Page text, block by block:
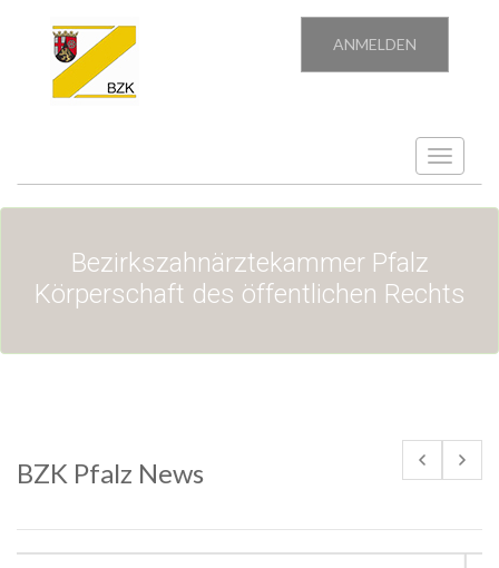
ANMELDEN
Toggle
navigation
Bezirkszahnärztekammer Pfalz
Körperschaft des öffentlichen Rechts
BZK Pfalz News